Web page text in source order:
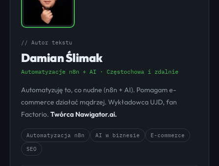
// Autor tekstu
Damian Ślimak
Automatyzacje n8n + AI · Częstochowa i zdalnie
Automatyzuję to, co nudne (n8n + AI). Pomagam e-
commerce działać mądrzej. Wykładowca UJD, fan
Factorio. Twórca Nawigator.ai.
Automatyzacja n8n AI w biznesie
E-commerce
SEO